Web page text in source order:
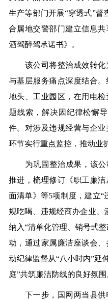
生产等部门开展“穿透式”督
合属地交警部门建立信息
酒驾醉驾承诺书》。
该公司将整治成效转化
与基层服务痛点深度结合
地头、工业园区，在用电
题线索，解决因纪律松懈
件。对涉及违规经营与企
环节实行重点监控，推动业
为巩固整治成果，该公
推进，梳理修订《职工廉
面清单》等5项制度，建立“
规吃喝、违规经商办企业、
纳入“清单化管理、销号式
动，通过家属廉洁座谈会
动纪律监督从“八小时内”延
庭”共筑廉洁防线的良好氛围
下一步，国网两当县供